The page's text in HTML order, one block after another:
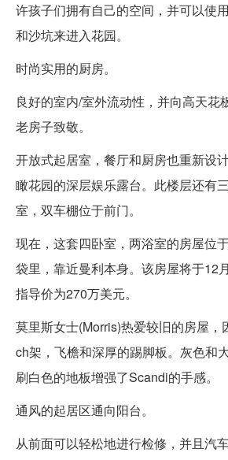
许孩子们拥有自己的空间，并可以使
和沙坑来进入花园。
时尚实用的厨房。
良好的室内/室外流动性，并向高天花
老房子致敬。
开放式起居室，餐厅和厨房也重新设
瞰花园的深层娱乐露台。此楼层还有
室，双车棚位于前门。
现在，这套四卧室，两浴室的房屋位
袋里，靠近曼利本身。该房屋将于12
指导价为270万美元。
莫里斯女士(Morris)热爱较旧的房屋，
ch架，飞檐和深厚的踢脚板。灰色和
刷白色的地板增强了Scandi的手感。
通风的起居区通向阳台。
从前面可以轻松地进行检修，并且汽车